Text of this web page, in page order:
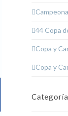
44 Copa
Copa y
Copa y